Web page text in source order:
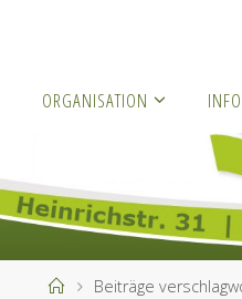
ORGANISATION
StartBeiträge